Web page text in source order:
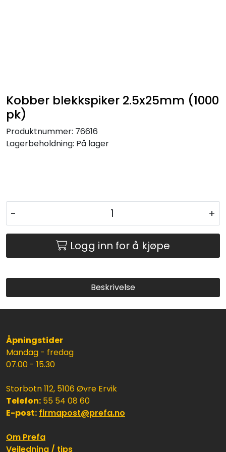
Kobber blekkspiker 2.5x25mm (1000
pk)
Produktnummer: 76616
Lagerbeholdning: På lager
- +
Logg inn for å kjøpe
Beskrivelse
Åpningstider
Mandag - fredag
07.00 - 15.30
Storbotn 112, 5106 Øvre Ervik
Telefon: 55 54 08 60
E-post: firmapost@prefa.no
Om Prefa
Veiledning / tips